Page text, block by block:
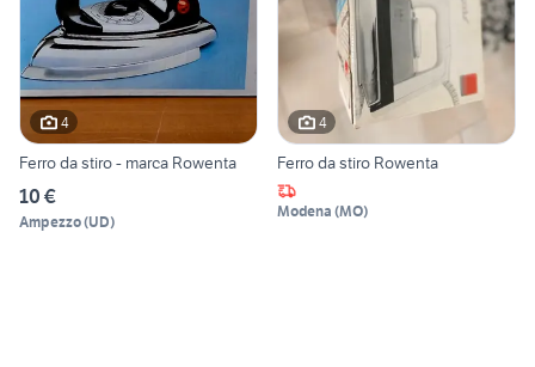
4
Ferro da stiro - marca Rowenta
10 €
Ampezzo(UD)
4
Ferro da stiro Rowenta
Modena (MO)